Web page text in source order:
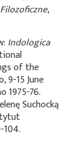
,
Indologica
of the
9-15 June
1975-76.
Suchocką
104.